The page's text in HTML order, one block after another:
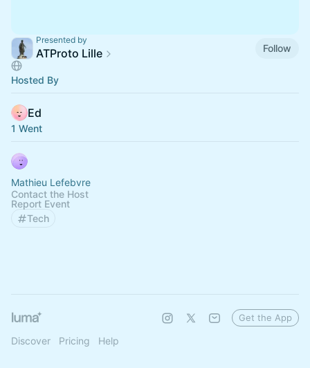
Presented by
ATProto Lille Follow
Hosted By
Ed
1 Went
Mathieu Lefebvre
Contact the Host
Report Event
Tech
Discover Pricing Help
Get the App